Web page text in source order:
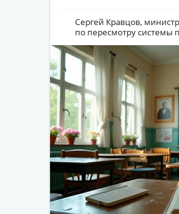
Сергей Кравцов,
по пересмотру системы